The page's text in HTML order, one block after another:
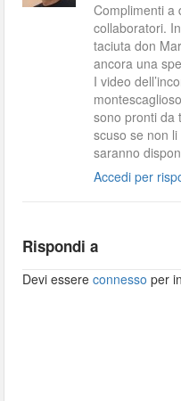
Complimenti a
collaboratori.
taciuta don
ancora una
I video
sono pronti da
scuso se non
saranno
Accedi per
Rispondi a
Devi essereconnesso per